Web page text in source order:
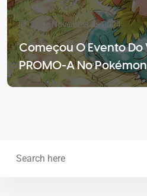
29 de November de 2024
Começou O Evento Do
PROMO-A No